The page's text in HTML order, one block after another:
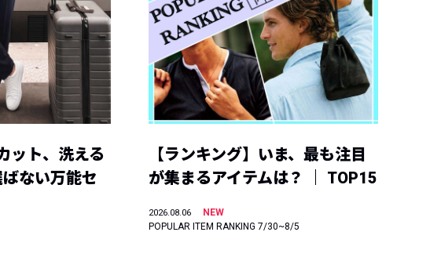
ット、洗える
ない万能セ
【ランキング】いま、最も注目
が集まるアイテムは？ ｜ TOP15
2026.08.06
NEW
POPULAR ITEM RANKING 7/30~8/5